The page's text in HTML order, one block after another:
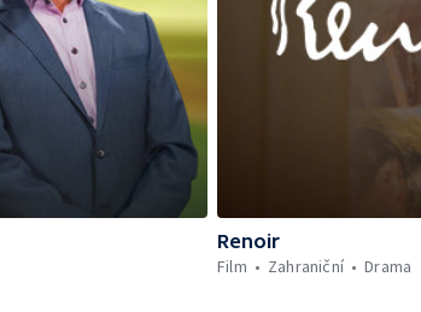
Renoir
Film
Zahraniční Drama